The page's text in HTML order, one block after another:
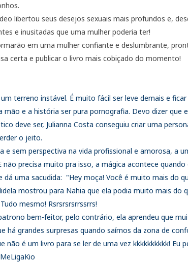
libertou seus desejos sexuais mais profundos e,
e inusitadas que uma mulher poderia ter!
em uma mulher confiante e deslumbrante,
certa e publicar o livro mais cobiçado do momento!
terreno instável. É muito fácil ser leve demais e
e a história ser pura pornografia. Devo dizer que
deve ser, Julianna Costa conseguiu criar uma
o jeito.
e sem perspectiva na vida profissional e amorosa, a
não precisa muito pra isso, a mágica acontece
dá uma sacudida: "Hey moça! Você é muito mais do
mostrou para Nahia que ela podia muito mais do
mesmo! Rsrsrsrsrrssrrs!
bem-feitor, pelo contrário, ela aprendeu que
há grandes surpresas quando saímos da zona de
não é um livro para se ler de uma vez kkkkkkkkkk! Eu